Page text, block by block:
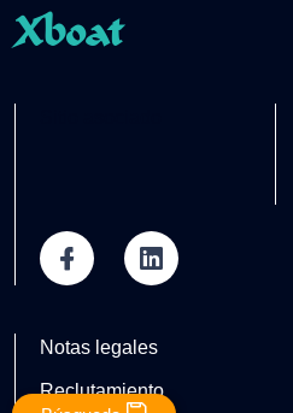
Xboat
Notas legales
Reclutamiento